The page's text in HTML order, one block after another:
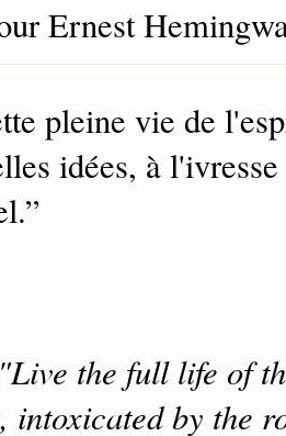
Ernest
pleine vie de
idées, à
”
the full life of
intoxicated by the